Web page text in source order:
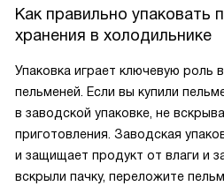
Как правильно упаковать
хранения в холодильнике
Упаковка играет ключевую роль
пельменей. Если вы купили
в заводской упаковке, не
приготовления. Заводская
и защищает продукт от влаги и
вскрыли пачку, переложите